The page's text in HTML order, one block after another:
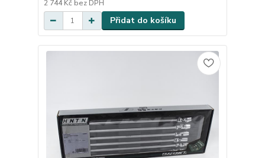
2 744 Kč bez DPH
Přidat do košíku